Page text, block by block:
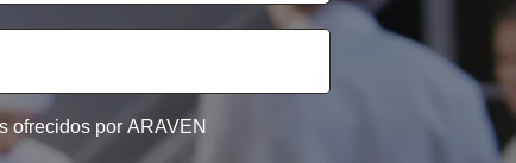
ofrecidos por ARAVEN